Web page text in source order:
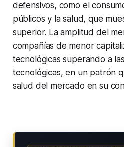
defensivos, como el
públicos y la salud, que
superior. La amplitud del
compañías de menor
tecnológicas superando a
tecnológicas, en un patrón
salud del mercado en su